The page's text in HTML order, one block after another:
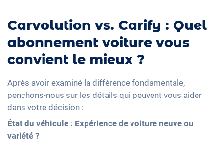
Carvolution vs. Carify : Quel
abonnement voiture vous
convient le mieux ?
Après avoir examiné la différence fondamentale,
penchons-nous sur les détails qui peuvent vous aider
dans votre décision :
État du véhicule : Expérience de voiture neuve ou
variété ?